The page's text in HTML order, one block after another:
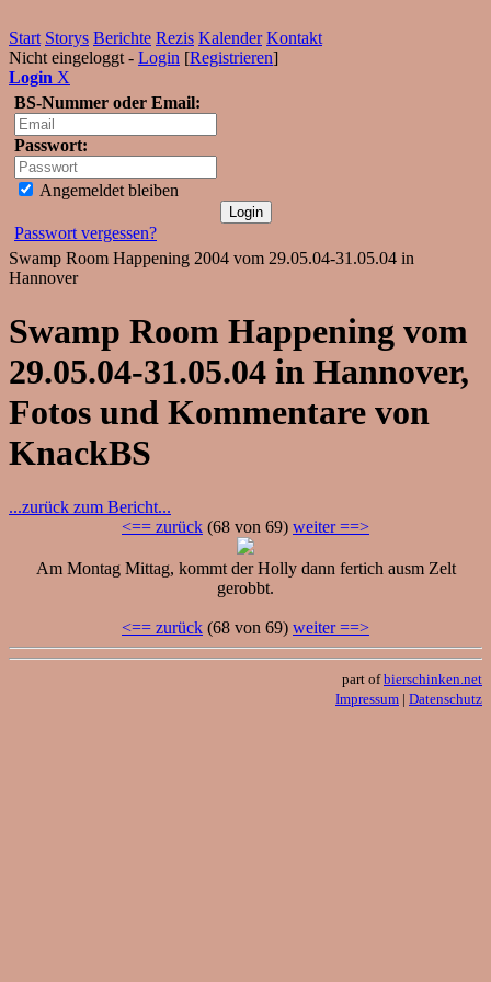
Start Storys Berichte Rezis Kalender Kontakt
Nicht eingeloggt - Login [Registrieren]
Login X
BS-Nummer oder Email:
Passwort:
Angemeldet bleiben
Passwort vergessen?
Swamp Room Happening 2004 vom 29.05.04-31.05.04 in
Hannover
Swamp Room Happening vom
29.05.04-31.05.04 in Hannover,
Fotos und Kommentare von
KnackBS
...zurück zum Bericht...
<== zurück (68 von 69) weiter ==>
Am Montag Mittag, kommt der Holly dann fertich ausm Zelt
gerobbt.
<== zurück (68 von 69) weiter ==>
part ofbierschinken.net
Impressum | Datenschutz